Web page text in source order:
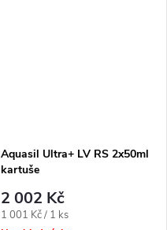
Aquasil Ultra+ LV RS 2x50ml
kartuše
2 002 Kč
Měrná
1 001 Kč / 1 ks